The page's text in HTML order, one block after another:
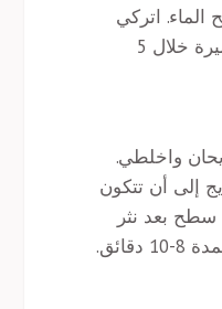
الماء. اتركي
المزيج جانبا لكي تتفاعل الخميرة خلال 5
واخلطي.
إلى أن تتكون
سطح بعد نثر